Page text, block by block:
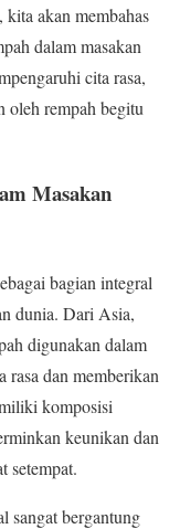
akan membahas
dalam masakan
cita rasa,
oleh rempah begitu
Masakan
bagian integral
dunia. Dari Asia,
digunakan dalam
rasa dan memberikan
komposisi
keunikan dan
setempat.
sangat bergantung